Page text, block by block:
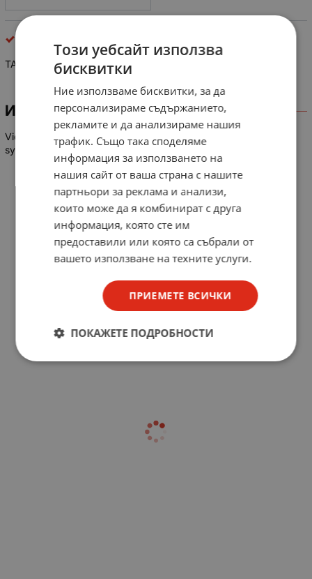
TA 8867 BN
ИНФОРМАЦИЯ
Video/chroma and sync. signal processing IC for Pal/NTSC
system color televisions
Този уебсайт използва
бисквитки
Ние използваме бисквитки, за да
персонализираме съдържанието,
рекламите и да анализираме нашия
трафик. Също така споделяме
информация за използването на
нашия сайт от ваша страна с нашите
партньори за реклама и анализи,
които може да я комбинират с друга
информация, която сте им
предоставили или която са събрали от
вашето използване на техните услуги.
ПРИЕМЕТЕ ВСИЧКИ
ПОКАЖЕТЕ ПОДРОБНОСТИ